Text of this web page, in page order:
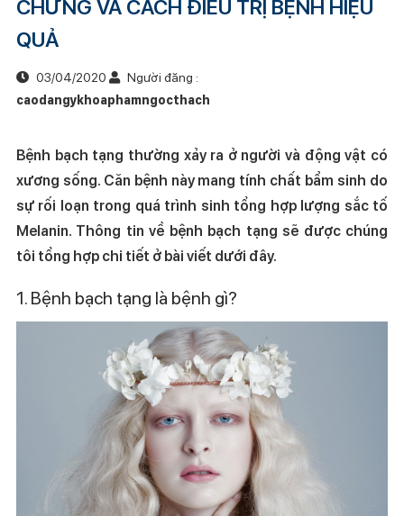
CHỨNG VÀ CÁCH ĐIỀU TRỊ BỆNH HIỆU
QUẢ
03/04/2020
Người đăng :
caodangykhoaphamngocthach
Bệnh bạch tạng thường xảy ra ở người và động vật có
xương sống. Căn bệnh này mang tính chất bẩm sinh do
sự rối loạn trong quá trình sinh tổng hợp lượng sắc tố
Melanin. Thông tin về bệnh bạch tạng sẽ được chúng
tôi tổng hợp chi tiết ở bài viết dưới đây.
1. Bệnh bạch tạng là bệnh gì?